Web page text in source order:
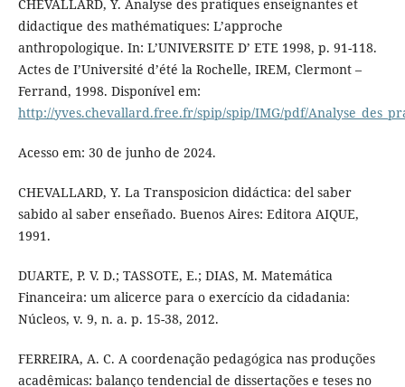
CHEVALLARD, Y. Analyse des pratiques enseignantes et
didactique des mathématiques: L’approche
anthropologique. In: L’UNIVERSITE D’ ETE 1998, p. 91-118.
Actes de I’Université d’été la Rochelle, IREM, Clermont –
Ferrand, 1998. Disponível em:
http://yves.chevallard.free.fr/spip/spip/IMG/pdf/
Acesso em: 30 de junho de 2024.
CHEVALLARD, Y. La Transposicion didáctica: del saber
sabido al saber enseñado. Buenos Aires: Editora AIQUE,
1991.
DUARTE, P. V. D.; TASSOTE, E.; DIAS, M. Matemática
Financeira: um alicerce para o exercício da cidadania:
Núcleos, v. 9, n. a. p. 15-38, 2012.
FERREIRA, A. C. A coordenação pedagógica nas produções
acadêmicas: balanço tendencial de dissertações e teses no